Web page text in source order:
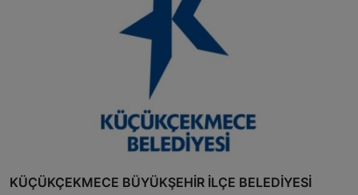
KÜÇÜKÇEKMECE BÜYÜKŞEHİR İLÇE BELEDİYESİ